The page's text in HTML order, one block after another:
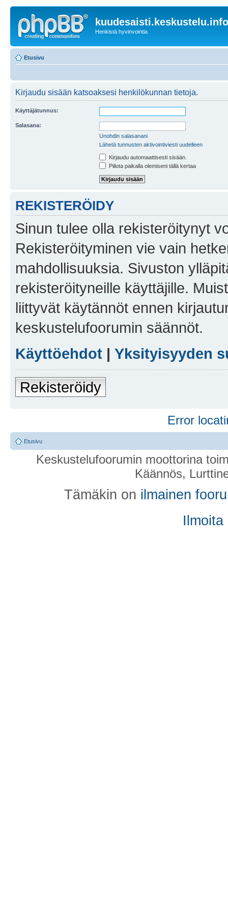
kuudesaisti.keskustelu.info
Henkistä hyvinvointia
Etusivu
Kirjaudu sisään katsoaksesi henkilökunnan tietoja.
Käyttäjätunnus:
Salasana:
Unohdin salasanani
Lähetä tunnusten aktivointiviesti uudelleen
Kirjaudu automaattisesti sisään.
Piilota paikalla olemiseni tällä kertaa
REKISTERÖIDY
Sinun tulee olla rekisteröitynyt
Rekisteröityminen vie vain
mahdollisuuksia. Sivuston
rekisteröityneille käyttäjille.
liittyvät käytännöt ennen
keskustelufoorumin säännöt.
Käyttöehdot | Yksityisyyden
Rekisteröidy
Error
Etusivu
Keskustelufoorumin moottorina
Käännös,
Tämäkin on ilmainen